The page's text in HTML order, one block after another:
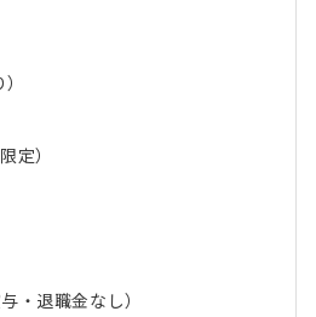
定）
・退職金なし）